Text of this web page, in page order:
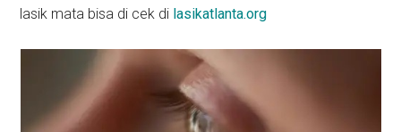
lasik mata bisa di cek di lasikatlanta.org